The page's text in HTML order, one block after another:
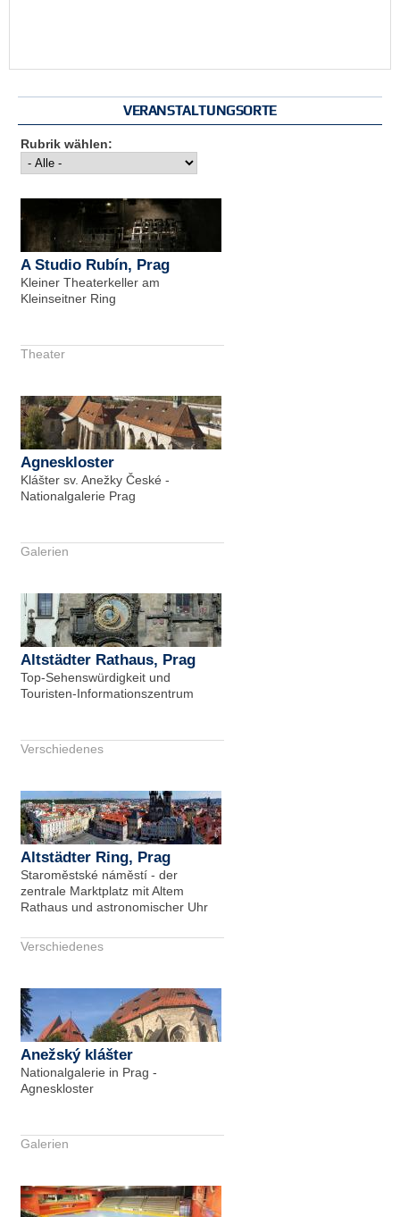
VERANSTALTUNGSORTE
Rubrik wählen:
A Studio Rubín, Prag
Kleiner Theaterkeller am
Kleinseitner Ring
Theater
Agneskloster
Klášter sv. Anežky České -
Nationalgalerie Prag
Galerien
Altstädter Rathaus, Prag
Top-Sehenswürdigkeit und
Touristen-Informationszentrum
Verschiedenes
Altstädter Ring, Prag
Staroměstské náměstí - der
zentrale Marktplatz mit Altem
Rathaus und astronomischer Uhr
Verschiedenes
Anežský klášter
Nationalgalerie in Prag -
Agneskloster
Galerien